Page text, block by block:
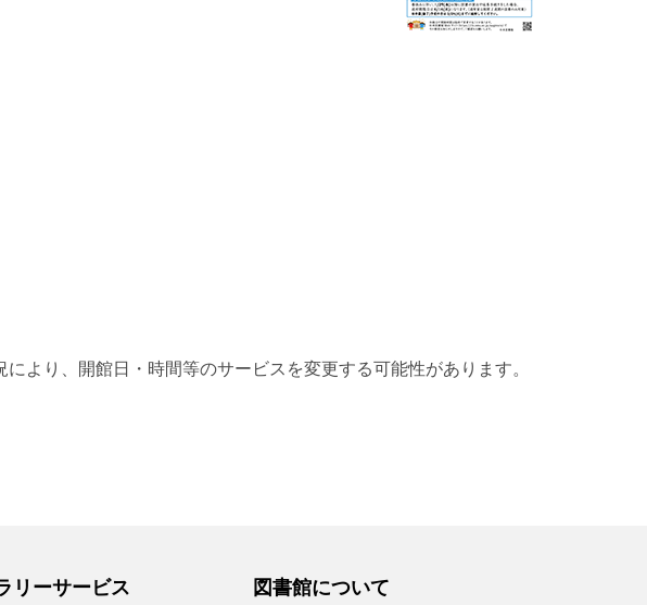
より、開館日・時間等のサービスを変更する可能性があります。
リーサービス 図書館について